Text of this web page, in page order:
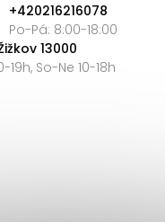
+420216216078
Po-Pá: 8:00-18:00
13000
So-Ne 10-18h